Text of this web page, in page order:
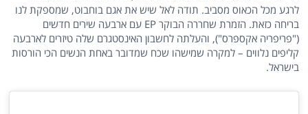
לרגע מכל הכאוס מסביב. תודה לאל שיש את אגם בוחבוט, שמספקת לנו
בריחה כזאת. הזמרת שחררה הבוקר EP עם ארבעה שירים חדשים
("פריפריה אקספרס"), והעלתה לחשבון האינסטגרם שלה טיזרים לארבעה
קליפים נלווים – למקרה שמישהו שכח שמדובר באחת הנשים הכי הורסות
בישראל.